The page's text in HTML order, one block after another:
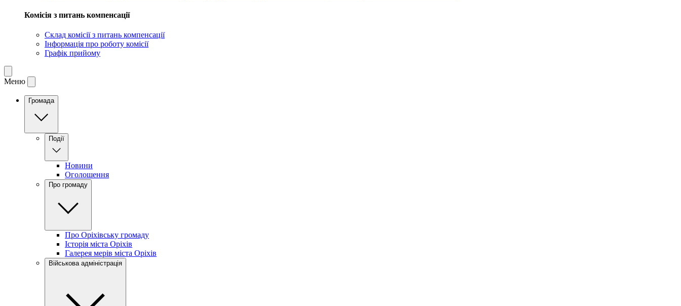
Комісія з питань компенсації
Склад комісії з питань компенсації
Інформація про роботу комісії
Графік прийому
Меню
Громада
Події
Новини
Оголошення
Про громаду
Про Оріхівську громаду
Історія міста Оріхів
Галерея мерів міста Оріхів
Військова адміністрація